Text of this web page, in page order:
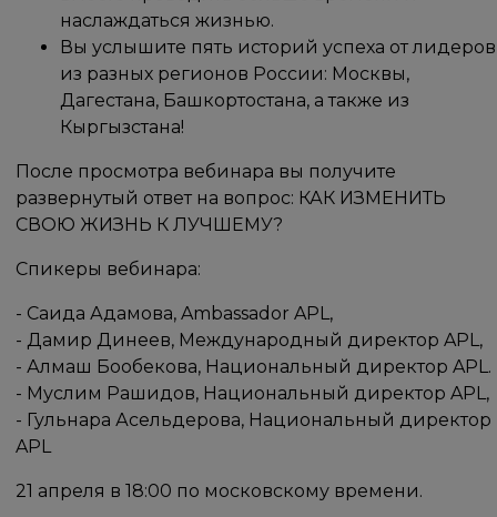
наслаждаться жизнью.
Вы услышите пять историй успеха от лидеров
из разных регионов России: Москвы,
Дагестана, Башкортостана, а также из
Кыргызстана!
После просмотра вебинара вы получите
развернутый ответ на вопрос: КАК ИЗМЕНИТЬ
СВОЮ ЖИЗНЬ К ЛУЧШЕМУ?
Спикеры вебинара:
- Саида Адамова, Ambassador APL,
- Дамир Динеев, Международный директор APL,
- Алмаш Бообекова, Национальный директор APL.
- Муслим Рашидов, Национальный директор APL,
- Гульнара Асельдерова, Национальный директор
APL
21 апреля в 18:00 по московскому времени.